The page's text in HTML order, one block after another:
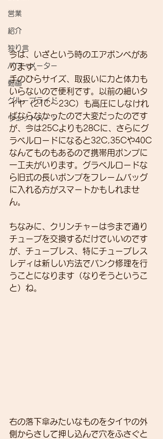
営業
紹介
独り言
パワーメーター
動画
グループライド
ウェットスーツ
今は、いざという時のエアボンベがあ
ります。
手のひらサイズ、取扱いに力と体力も
いらないので便利です。以前の細いタ
イヤ（21C～23C）も高圧にしなけれ
ばならなかったので大変だったのです
が、今は25Cよりも28Cに、さらにグ
ラベルロードになると32C,35Cや40C
なんてものもあるので携帯用ポンプに
一工夫がいります。グラベルロードな
ら旧式の長いポンプをフレームバッグ
に入れる方がスマートかもしれませ
ん。
ちなみに、クリンチャーは今まで通り
チューブを交換するだけでいいのです
が、チューブレス、特にチューブレス
レディは新しい方法でパンク修理を行
うことになります（なりそうというこ
と）ね。
右の落下傘みたいなものをタイヤの外
側からさして押し込んで穴をふさぐと